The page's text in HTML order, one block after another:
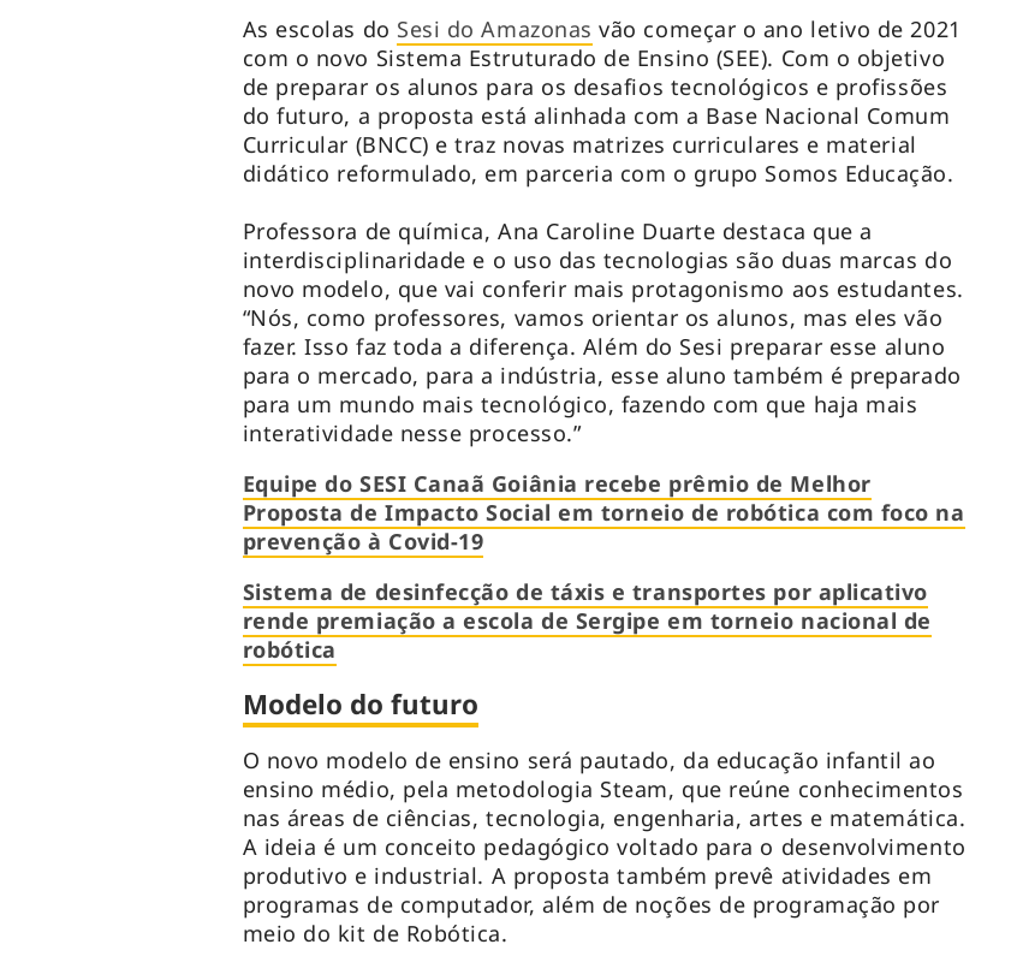
As escolas do Sesi do Amazonas vão começar o ano letivo de 2021
com o novo Sistema Estruturado de Ensino (SEE). Com o objetivo
de preparar os alunos para os desafios tecnológicos e profissões
do futuro, a proposta está alinhada com a Base Nacional Comum
Curricular (BNCC) e traz novas matrizes curriculares e material
didático reformulado, em parceria com o grupo Somos Educação.
Professora de química, Ana Caroline Duarte destaca que a
interdisciplinaridade e o uso das tecnologias são duas marcas do
novo modelo, que vai conferir mais protagonismo aos estudantes.
“Nós, como professores, vamos orientar os alunos, mas eles vão
fazer. Isso faz toda a diferença. Além do Sesi preparar esse aluno
para o mercado, para a indústria, esse aluno também é preparado
para um mundo mais tecnológico, fazendo com que haja mais
interatividade nesse processo.”
Equipe do SESI Canaã Goiânia recebe prêmio de Melhor
Proposta de Impacto Social em torneio de robótica com foco na
prevenção à Covid-19
Sistema de desinfecção de táxis e transportes por aplicativo
rende premiação a escola de Sergipe em torneio nacional de
robótica
Modelo do futuro
O novo modelo de ensino será pautado, da educação infantil ao
ensino médio, pela metodologia Steam, que reúne conhecimentos
nas áreas de ciências, tecnologia, engenharia, artes e matemática.
A ideia é um conceito pedagógico voltado para o desenvolvimento
produtivo e industrial. A proposta também prevê atividades em
programas de computador, além de noções de programação por
meio do kit de Robótica.